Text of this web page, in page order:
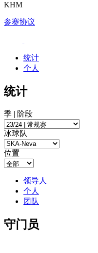
KHM
参赛协议
统计
个人
统计
季 | 阶段
冰球队
位置
领导人
个人
团队
守门员